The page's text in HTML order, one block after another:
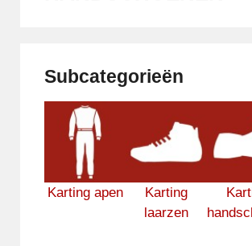
Subcategorieën
Karting apen
Karting
laarzen